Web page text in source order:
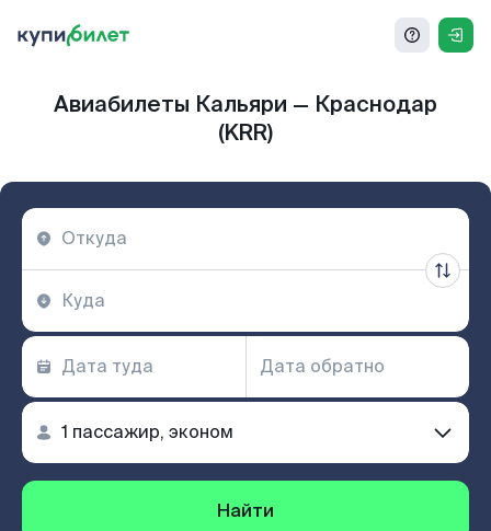
Авиабилеты Кальяри — Краснодар
(KRR)
Найти